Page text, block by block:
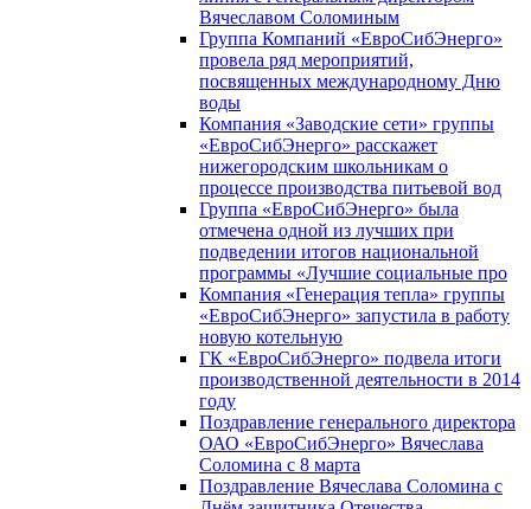
Вячеславом Соломиным
Группа Компаний «ЕвроСибЭнерго»
провела ряд мероприятий,
посвященных международному Дню
воды
Компания «Заводские сети» группы
«ЕвроСибЭнерго» расскажет
нижегородским школьникам о
процессе производства питьевой вод
Группа «ЕвроСибЭнерго» была
отмечена одной из лучших при
подведении итогов национальной
программы «Лучшие социальные про
Компания «Генерация тепла» группы
«ЕвроСибЭнерго» запустила в работу
новую котельную
ГК «ЕвроСибЭнерго» подвела итоги
производственной деятельности в 2014
году
Поздравление генерального директора
ОАО «ЕвроСибЭнерго» Вячеслава
Соломина с 8 марта
Поздравление Вячеслава Соломина с